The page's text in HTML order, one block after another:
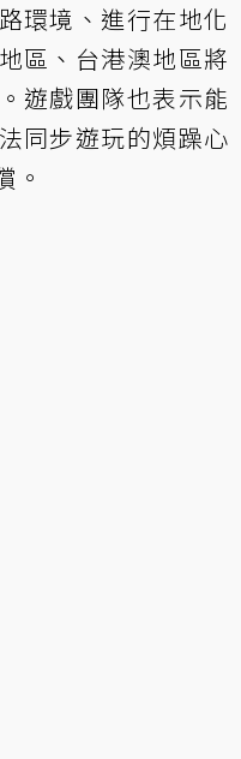
環境、進行在地化
區、台港澳地區將
遊戲團隊也表示能
同步遊玩的煩躁心
。